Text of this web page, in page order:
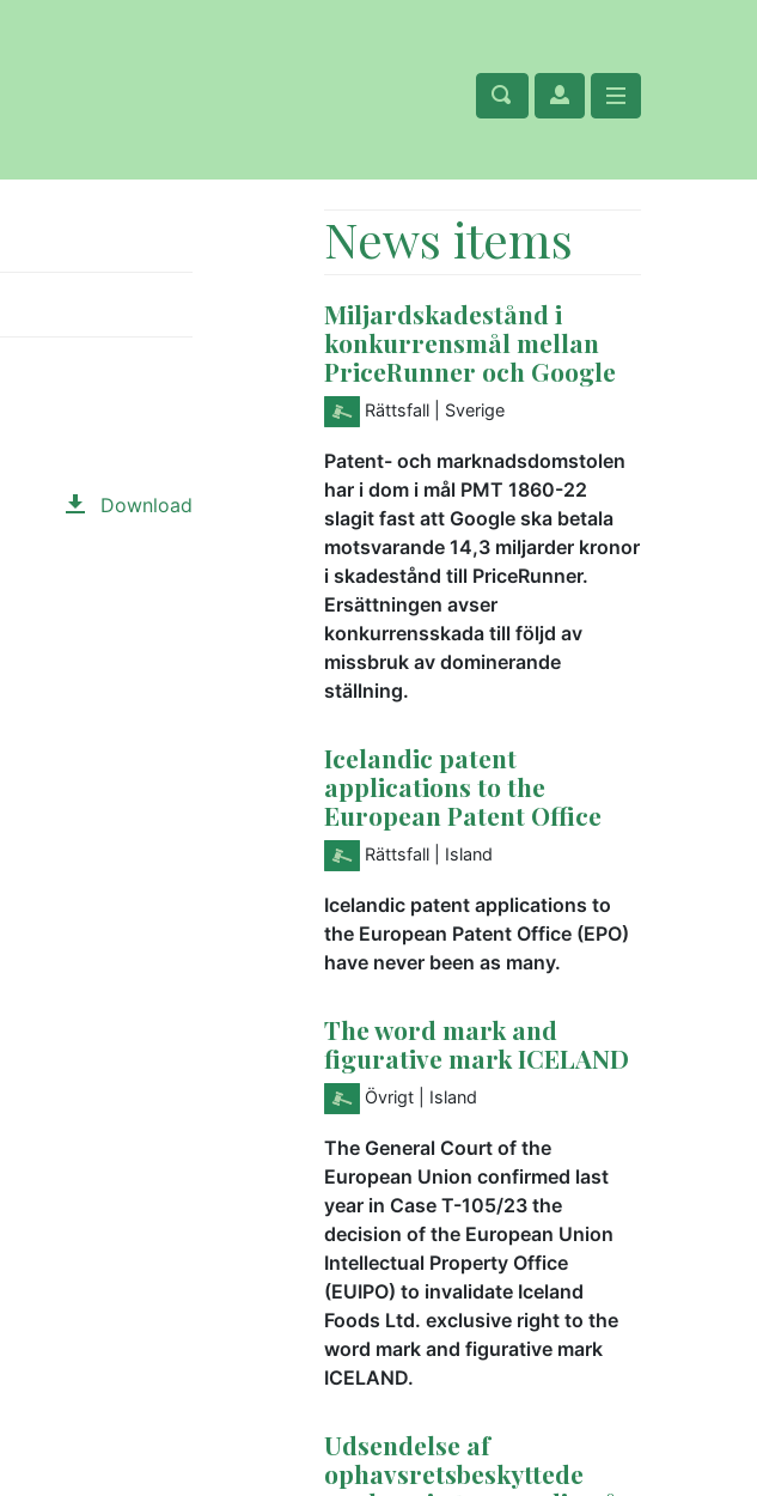
Download
News items
Miljardskadestånd i
konkurrensmål mellan
PriceRunner och Google
Rättsfall | Sverige
Patent- och marknadsdomstolen
har i dom i mål PMT 1860-22
slagit fast att Google ska betala
motsvarande 14,3 miljarder kronor
i skadestånd till PriceRunner.
Ersättningen avser
konkurrensskada till följd av
missbruk av dominerande
ställning.
Icelandic patent
applications to the
European Patent Office
Rättsfall | Island
Icelandic patent applications to
the European Patent Office (EPO)
have never been as many.
The word mark and
figurative mark ICELAND
Övrigt | Island
The General Court of the
European Union confirmed last
year in Case T-105/23 the
decision of the European Union
Intellectual Property Office
(EUIPO) to invalidate Iceland
Foods Ltd. exclusive right to the
word mark and figurative mark
ICELAND.
Udsendelse af
ophavsretsbeskyttede